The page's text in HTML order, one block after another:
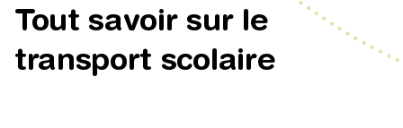
Tout savoir sur le
transport scolaire